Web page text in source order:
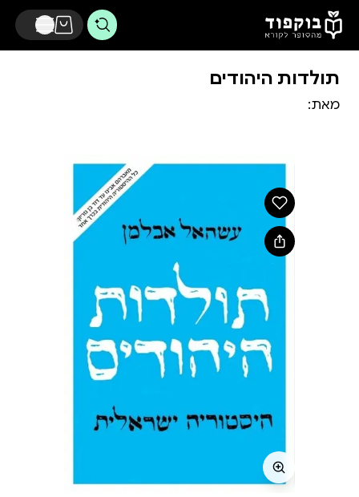
דלג לתוכן הראשי
תולדות היהודים
מאת: